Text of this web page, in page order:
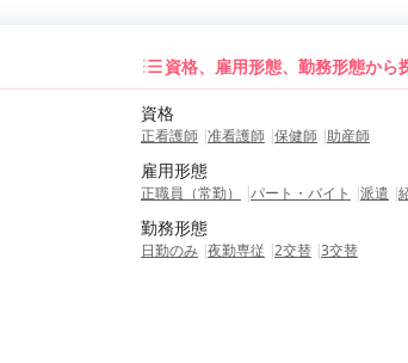
資格、雇用形態、勤務形態から
資格
正看護師 准看護師 保健師 助産師
雇用形態
正職員（常勤） パート・バイト 派遣
勤務形態
日勤のみ 夜勤専従 2交替 3交替